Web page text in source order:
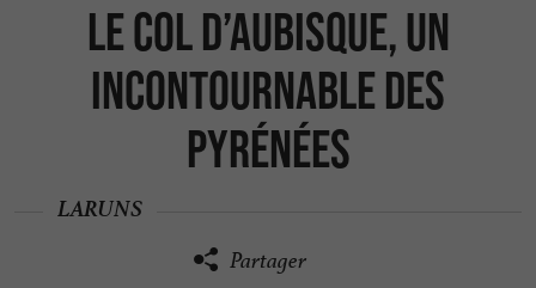
Le Col d’Aubisque, un
incontournable des
Pyrénées
LARUNS
Partager